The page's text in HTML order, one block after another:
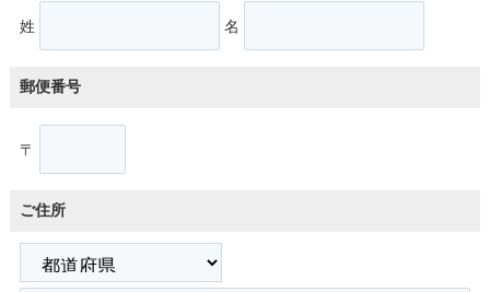
姓 名
郵便番号
〒
ご住所